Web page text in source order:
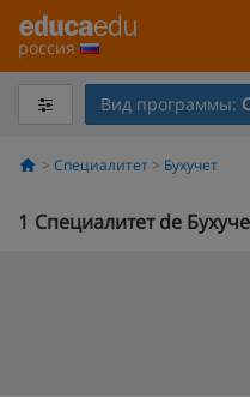
россия
Вид программы:
Специалитет Бухучет
1 Специалитет de